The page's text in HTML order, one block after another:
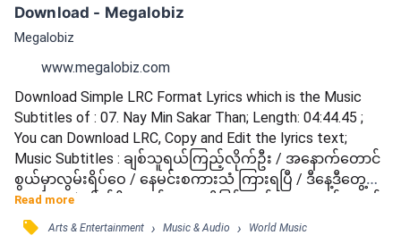
Download - Megalobiz
Megalobiz
www.megalobiz.com
Download Simple LRC Format Lyrics which is the Music
Subtitles of : 07. Nay Min Sakar Than; Length: 04:44.45 ;
You can Download LRC, Copy and Edit the lyrics text;
Music Subtitles : ချစ်သူရယ်ကြည့်လိုက်ဦး / အနောက်တောင်
စွယ်မှာလွမ်းရိပ်ဝေ / နေမင်းစကားသံ ကြားရပြီ / ဒီနေ့ဒီတွေ့
ခဏလေးခွဲလိုက်ဦး / ချစ်သူရေတို့မြင်တယ် / အနောက်တောင်
စွယ်မှာလွမ်းရိပ်ဝေ / နေမင်းစကားသံမကြားရဲပြီ / ဒီနေ့ဒီတွေ့
ခဏလေးမခွဲချင်ဘူး / ချစ်သူရေသွားကြစို့ / ညမမှောင်ခင်သွား
Read more
󰓹 Arts & Entertainment › Music & Audio › World Music